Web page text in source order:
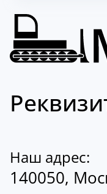
Наш адрес:
140050,